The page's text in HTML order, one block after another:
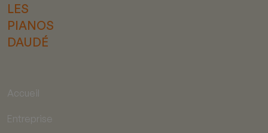
LES
PIANOS
DAUDÉ
Accueil
Entreprise